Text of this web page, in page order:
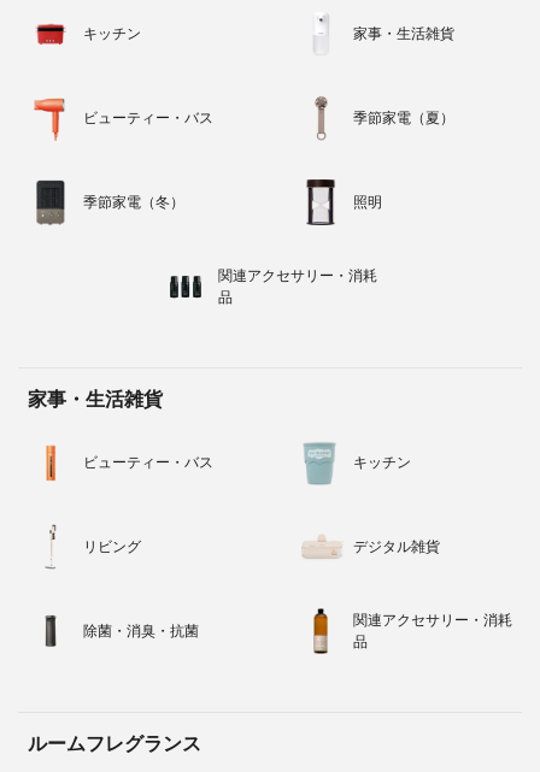
キッチン 家事・生活雑貨
ビューティー・バス 季節家電（夏）
季節家電（冬） 照明
関連アクセサリー・消耗
品
家事・生活雑貨
ビューティー・バス キッチン
リビング デジタル雑貨
除菌・消臭・抗菌
関連アクセサリー・消耗
品
ルームフレグランス